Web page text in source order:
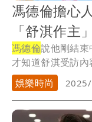
馮德倫擔心
「舒淇作主」
馮德倫說他剛結
才知道舒淇受訪內
現在...
娛樂時尚